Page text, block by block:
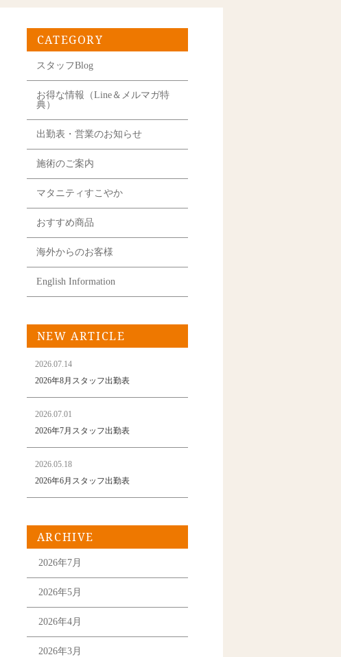
CATEGORY
スタッフBlog
お得な情報（Line＆メルマガ特
典）
出勤表・営業のお知らせ
施術のご案内
マタニティすこやか
おすすめ商品
海外からのお客様
English Information
NEW ARTICLE
2026.07.14
2026年8月スタッフ出勤表
2026.07.01
2026年7月スタッフ出勤表
2026.05.18
2026年6月スタッフ出勤表
ARCHIVE
2026年7月
2026年5月
2026年4月
2026年3月